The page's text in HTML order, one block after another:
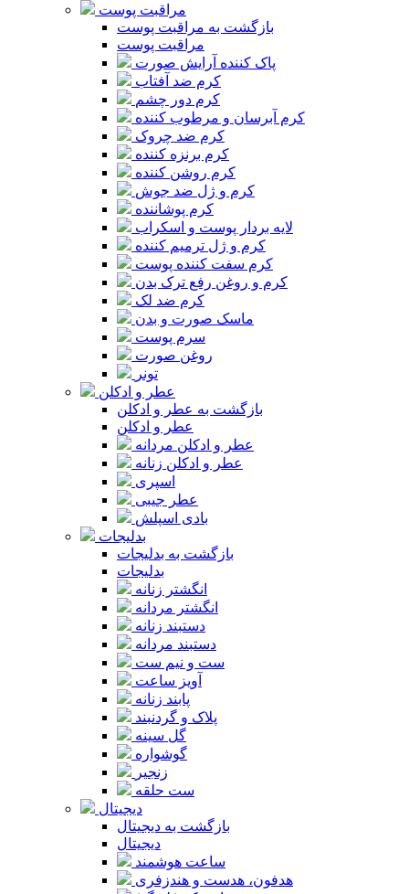
مراقبت پوست
بازگشت به مراقبت پوست
مراقبت پوست
پاک کننده آرایش صورت
کرم ضد آفتاب
کرم دور چشم
کرم آبرسان و مرطوب کننده
کرم ضد چروک
کرم برنزه کننده
کرم روشن کننده
کرم و ژل ضد جوش
کرم پوشاننده
لایه بردار پوست و اسکراب
کرم و ژل ترمیم کننده
کرم سفت کننده پوست
کرم و روغن رفع ترک بدن
کرم ضد لک
ماسک صورت و بدن
سرم پوست
روغن صورت
تونر
عطر و ادکلن
بازگشت به عطر و ادکلن
عطر و ادکلن
عطر و ادکلن مردانه
عطر و ادکلن زنانه
اسپری
عطر جیبی
بادی اسپلش
بدلیجات
بازگشت به بدلیجات
بدلیجات
انگشتر زنانه
انگشتر مردانه
دستبند زنانه
دستبند مردانه
ست و نیم ست
آویز ساعت
پابند زنانه
پلاک و گردنبند
گل سینه
گوشواره
زنجیر
ست حلقه
دیجیتال
بازگشت به دیجیتال
دیجیتال
ساعت هوشمند
هدفون، هدست و هندزفری